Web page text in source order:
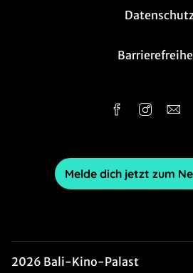
Melde dich jetzt zum
2026 Bali-Kino-Palast